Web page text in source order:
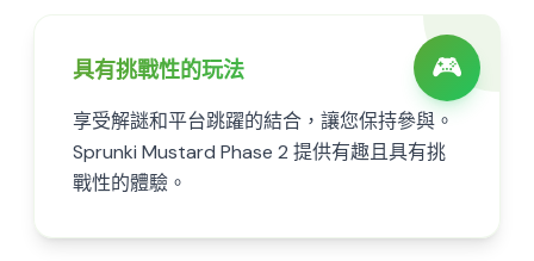
🎮
具有挑戰性的玩法
享受解謎和平台跳躍的結合，讓您保持參與。
Sprunki Mustard Phase 2 提供有趣且具有挑
戰性的體驗。